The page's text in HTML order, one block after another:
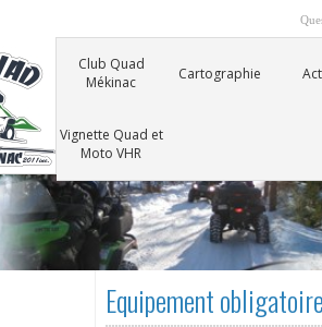
Club Quad
Mékinac
Cartographie
Vignette Quad et
Moto VHR
Equipement